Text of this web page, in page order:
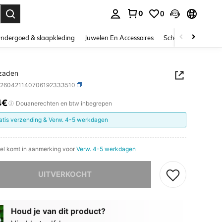
0 0
& slaapkleding Juwelen En Accessoires Schoonheid &
AND AVAILABILITY
Douanerechten en btw inbegrepen
verzending & Verw. 4-5 werkdagen
komt in aanmerking voor Verw. 4-5 werkdagen
UITVERKOCHT
Houd je van dit product?